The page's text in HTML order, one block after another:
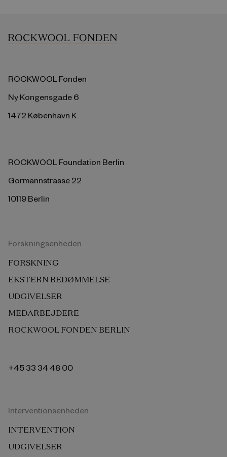
ROCKWOOL Fonden
Ny Kongensgade 6
1472 København K
ROCKWOOL Foundation Berlin
Gormannstrasse 22
10119 Berlin
Forskningsenheden
FORSKNING
EKSTERN BEDØMMELSE
UDGIVELSER
MEDARBEJDERE
ROCKWOOL FONDEN BERLIN
+45 33 34 48 00
Interventionsenheden
INTERVENTION
UDGIVELSER